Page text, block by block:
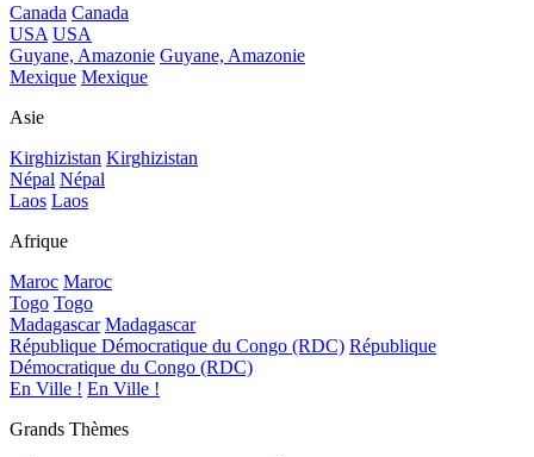
Canada Canada
USA USA
Guyane, Amazonie Guyane, Amazonie
Mexique Mexique
Asie
Kirghizistan Kirghizistan
Népal Népal
Laos Laos
Afrique
Maroc Maroc
Togo Togo
Madagascar Madagascar
République Démocratique du Congo (RDC) République
Démocratique du Congo (RDC)
En Ville ! En Ville !
Grands Thèmes